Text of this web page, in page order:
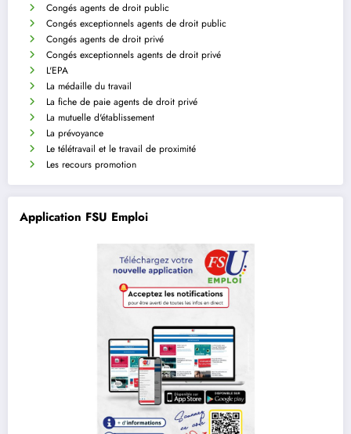
Congés agents de droit public
Congés exceptionnels agents de droit public
Congés agents de droit privé
Congés exceptionnels agents de droit privé
L'EPA
La médaille du travail
La fiche de paie agents de droit privé
La mutuelle d'établissement
La prévoyance
Le télétravail et le travail de proximité
Les recours promotion
Application FSU Emploi